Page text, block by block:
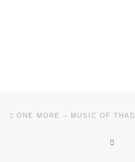
Beitragsnavigation